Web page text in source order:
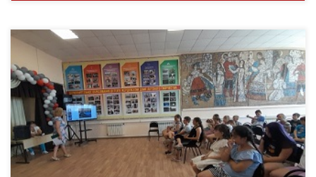
21 июня 2022 года в лагере дневного пребывания
«Звёздочка» была проведена литературная композиция «И
тыл стал фронтом». Дети познакомились с историей
предприятий и организаций города […]